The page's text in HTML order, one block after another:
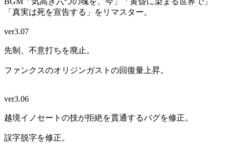
「真実は死を宣告する」をリマスター。
ver3.07
先制、不意打ちを廃止。
ファンクスのオリジンガストの回復量上昇。
ver3.06
越境イノセートの技が拒絶を貫通するバグを修正。
誤字脱字を修正。